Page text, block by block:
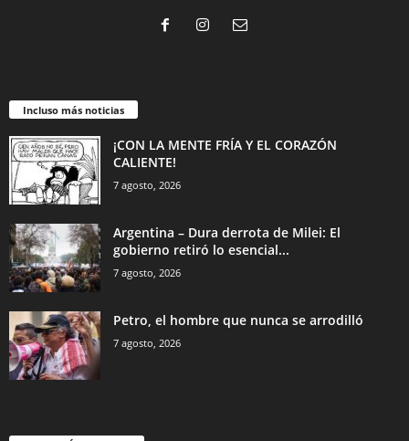
Incluso más noticias
¡CON LA MENTE FRÍA Y EL CORAZÓN
CALIENTE!
7 agosto, 2026
Argentina – Dura derrota de Milei: El
gobierno retiró lo esencial...
7 agosto, 2026
Petro, el hombre que nunca se arrodilló
7 agosto, 2026